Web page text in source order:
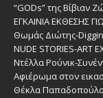
“GODs” της Βίβιαν
ΕΓΚΑΙΝΙΑ ΕΚΘΕΣΗΣ
Θωμάς Διώτης-
NUDE STORIES-ΑRT
Ντέλλα Ρούνικ-
Αφιέρωμα στον
Θέκλα